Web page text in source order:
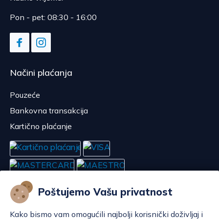
Poštujemo Vašu privatnost
Kako bismo vam omogućili najbolji korisnički doživljaj i
Pon - pet: 08:30 - 16:00
Načini plaćanja
Pouzeće
Bankovna transakcija
Kartično plaćanje